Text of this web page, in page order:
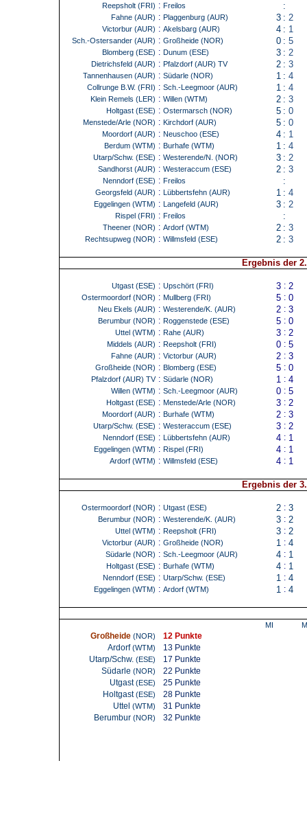
Reepsholt (FRI) : Freilos :
Fahne (AUR) : Plaggenburg (AUR) 3 : 2
Victorbur (AUR) : Akelsbarg (AUR) 4 : 1
Sch.-Ostersander (AUR) : Großheide (NOR) 0 : 5
Blomberg (ESE) : Dunum (ESE) 3 : 2
Dietrichsfeld (AUR) : Pfalzdorf (AUR) TV 2 : 3
Tannenhausen (AUR) : Südarle (NOR) 1 : 4
Collrunge B.W. (FRI) : Sch.-Leegmoor (AUR) 1 : 4
Klein Remels (LER) : Willen (WTM) 2 : 3
Holtgast (ESE) : Ostermarsch (NOR) 5 : 0
Menstede/Arle (NOR) : Kirchdorf (AUR) 5 : 0
Moordorf (AUR) : Neuschoo (ESE) 4 : 1
Berdum (WTM) : Burhafe (WTM) 1 : 4
Utarp/Schw. (ESE) : Westerende/N. (NOR) 3 : 2
Sandhorst (AUR) : Westeraccum (ESE) 2 : 3
Nenndorf (ESE) : Freilos :
Georgsfeld (AUR) : Lübbertsfehn (AUR) 1 : 4
Eggelingen (WTM) : Langefeld (AUR) 3 : 2
Rispel (FRI) : Freilos :
Theener (NOR) : Ardorf (WTM) 2 : 3
Rechtsupweg (NOR) : Willmsfeld (ESE) 2 : 3
Ergebnis der
Utgast (ESE) : Upschört (FRI) 3 : 2
Ostermoordorf (NOR) : Mullberg (FRI) 5 : 0
Neu Ekels (AUR) : Westerende/K. (AUR) 2 : 3
Berumbur (NOR) : Roggenstede (ESE) 5 : 0
Uttel (WTM) : Rahe (AUR) 3 : 2
Middels (AUR) : Reepsholt (FRI) 0 : 5
Fahne (AUR) : Victorbur (AUR) 2 : 3
Großheide (NOR) : Blomberg (ESE) 5 : 0
Pfalzdorf (AUR) TV : Südarle (NOR) 1 : 4
Willen (WTM) : Sch.-Leegmoor (AUR) 0 : 5
Holtgast (ESE) : Menstede/Arle (NOR) 3 : 2
Moordorf (AUR) : Burhafe (WTM) 2 : 3
Utarp/Schw. (ESE) : Westeraccum (ESE) 3 : 2
Nenndorf (ESE) : Lübbertsfehn (AUR) 4 : 1
Eggelingen (WTM) : Rispel (FRI) 4 : 1
Ardorf (WTM) : Willmsfeld (ESE) 4 : 1
Ergebnis der
Ostermoordorf (NOR) : Utgast (ESE) 2 : 3
Berumbur (NOR) : Westerende/K. (AUR) 3 : 2
Uttel (WTM) : Reepsholt (FRI) 3 : 2
Victorbur (AUR) : Großheide (NOR) 1 : 4
Südarle (NOR) : Sch.-Leegmoor (AUR) 4 : 1
Holtgast (ESE) : Burhafe (WTM) 4 : 1
Nenndorf (ESE) : Utarp/Schw. (ESE) 1 : 4
Eggelingen (WTM) : Ardorf (WTM) 1 : 4
MI
Großheide (NOR)
12 Punkte
Ardorf(WTM)
13 Punkte
Utarp/Schw. (ESE)
17 Punkte
Südarle (NOR)
22 Punkte
Utgast(ESE)
25 Punkte
Holtgast(ESE)
28 Punkte
Uttel (WTM)
31 Punkte
Berumbur (NOR) 32 Punkte